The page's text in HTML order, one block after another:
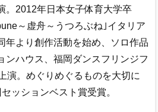
。2012年日本女子体育大学卒
～虚舟～うつろぶね｣イタリア
年より創作活動を始め、ソロ作品
ンハウス、福岡ダンスフリンジフ
演。めぐりめぐるものを大切に
ッションベスト賞受賞。